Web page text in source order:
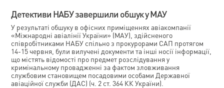
Детективи НАБУ завершили обшук у МАУ
У результаті обшуку в офісних приміщеннях авіакомпанії
«Міжнародні авіалінії України» (МАУ), здійсненого
співробітниками НАБУ спільно з прокурорами САП протягом
14-15 червня, були вилучені документи та інші носії інформації,
що містять відомості про предмет розслідування у
кримінальному провадженні за фактом зловживання
службовим становищем посадовими особами Державної
авіаційної служби (ДАС) (ч. 2 ст. 364 КК України).